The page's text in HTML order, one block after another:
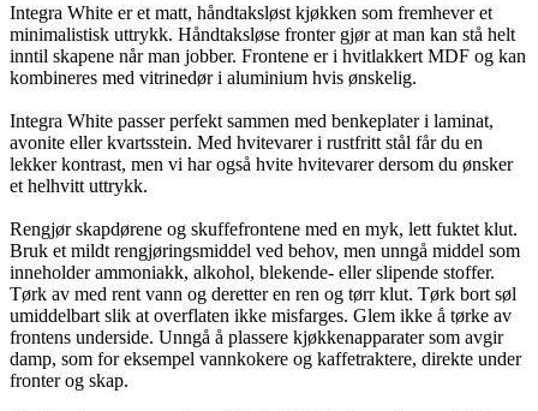
Integra White er et matt, håndtaksløst kjøkken som fremhever et
minimalistisk uttrykk. Håndtaksløse fronter gjør at man kan stå helt
inntil skapene når man jobber. Frontene er i hvitlakkert MDF og kan
kombineres med vitrinedør i aluminium hvis ønskelig.
Integra White passer perfekt sammen med benkeplater i laminat,
avonite eller kvartsstein. Med hvitevarer i rustfritt stål får du en
lekker kontrast, men vi har også hvite hvitevarer dersom du ønsker
et helhvitt uttrykk.
Rengjør skapdørene og skuffefrontene med en myk, lett fuktet klut.
Bruk et mildt rengjøringsmiddel ved behov, men unngå middel som
inneholder ammoniakk, alkohol, blekende- eller slipende stoffer.
Tørk av med rent vann og deretter en ren og tørr klut. Tørk bort søl
umiddelbart slik at overflaten ikke misfarges. Glem ikke å tørke av
frontens underside. Unngå å plassere kjøkkenapparater som avgir
damp, som for eksempel vannkokere og kaffetraktere, direkte under
fronter og skap.